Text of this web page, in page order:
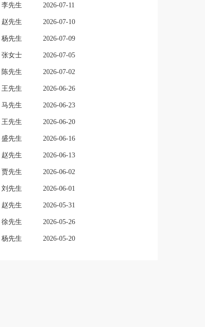
李先生 2026-07-11
赵先生 2026-07-10
杨先生 2026-07-09
张女士 2026-07-05
陈先生 2026-07-02
王先生 2026-06-26
马先生 2026-06-23
王先生 2026-06-20
盛先生 2026-06-16
赵先生 2026-06-13
贾先生 2026-06-02
刘先生 2026-06-01
赵先生 2026-05-31
徐先生 2026-05-26
杨先生 2026-05-20